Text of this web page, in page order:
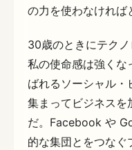
の力を使わなければ
30歳のときにテクノ
私の使命感は強く
ばれるソーシャル
集まってビジネスを
だ。Facebook や
的な集団とをつな